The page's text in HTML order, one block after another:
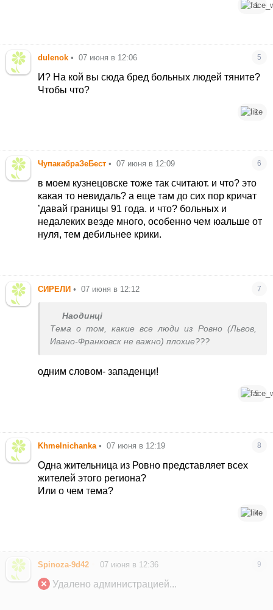
1
dulenok • 07 июня в 12:06 5
И? На кой вы сюда бред больных людей тяните?
Чтобы что?
1
ЧупакабраЗеБест • 07 июня в 12:09 6
в моем кузнецовске тоже так считают. и что? это
какая то невидаль? а еще там до сих пор кричат
’давай границы 91 года. и что? больных и
недалеких везде много, особенно чем юальше от
нуля, тем дебильнее крики.
СИРЕЛИ • 07 июня в 12:12 7
Наодинцi
Тема о том, какие все люди из Ровно (Львов,
Ивано-Франковск не важно) плохие???
одним словом- западенци!
5
Khmelnichanka • 07 июня в 12:19 8
Одна жительница из Ровно представляет всех
жителей этого региона?
Или о чем тема?
4
Spinoza-9d42 07 июня в 12:36 9
Удалено администрацией...